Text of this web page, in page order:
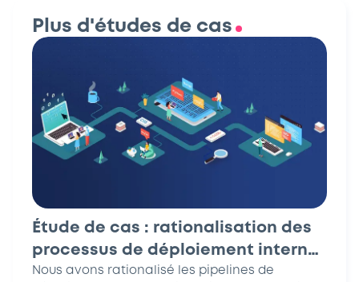
Plus d'études de cas
Étude de cas : rationalisation des
processus de déploiement interne
pour l&#x27;infrastructure
Nous avons rationalisé les pipelines de